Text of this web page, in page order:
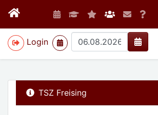
Login
>
TSZ Freising